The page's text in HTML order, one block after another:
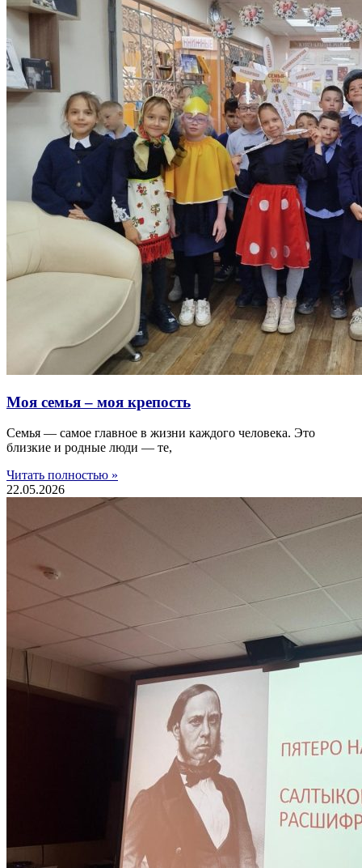
Моя семья – моя крепость
Семья — самое главное в жизни каждого человека. Это
близкие и родные люди — те,
Читать полностью »
22.05.2026